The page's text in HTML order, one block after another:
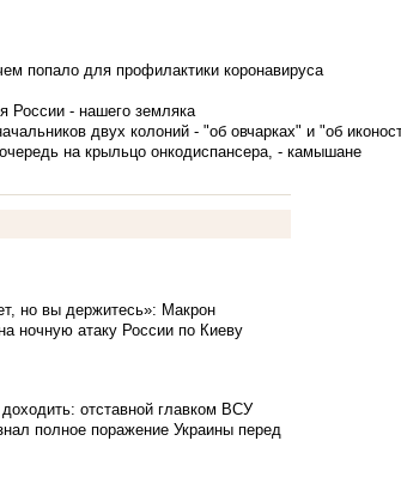
попало для профилактики коронавируса
России - нашего земляка
двух колоний - "об овчарках" и "об
на крыльцо онкодиспансера, - камышане
но вы держитесь»: Макрон
ночную атаку России по Киеву
отставной главком ВСУ
полное поражение Украины перед